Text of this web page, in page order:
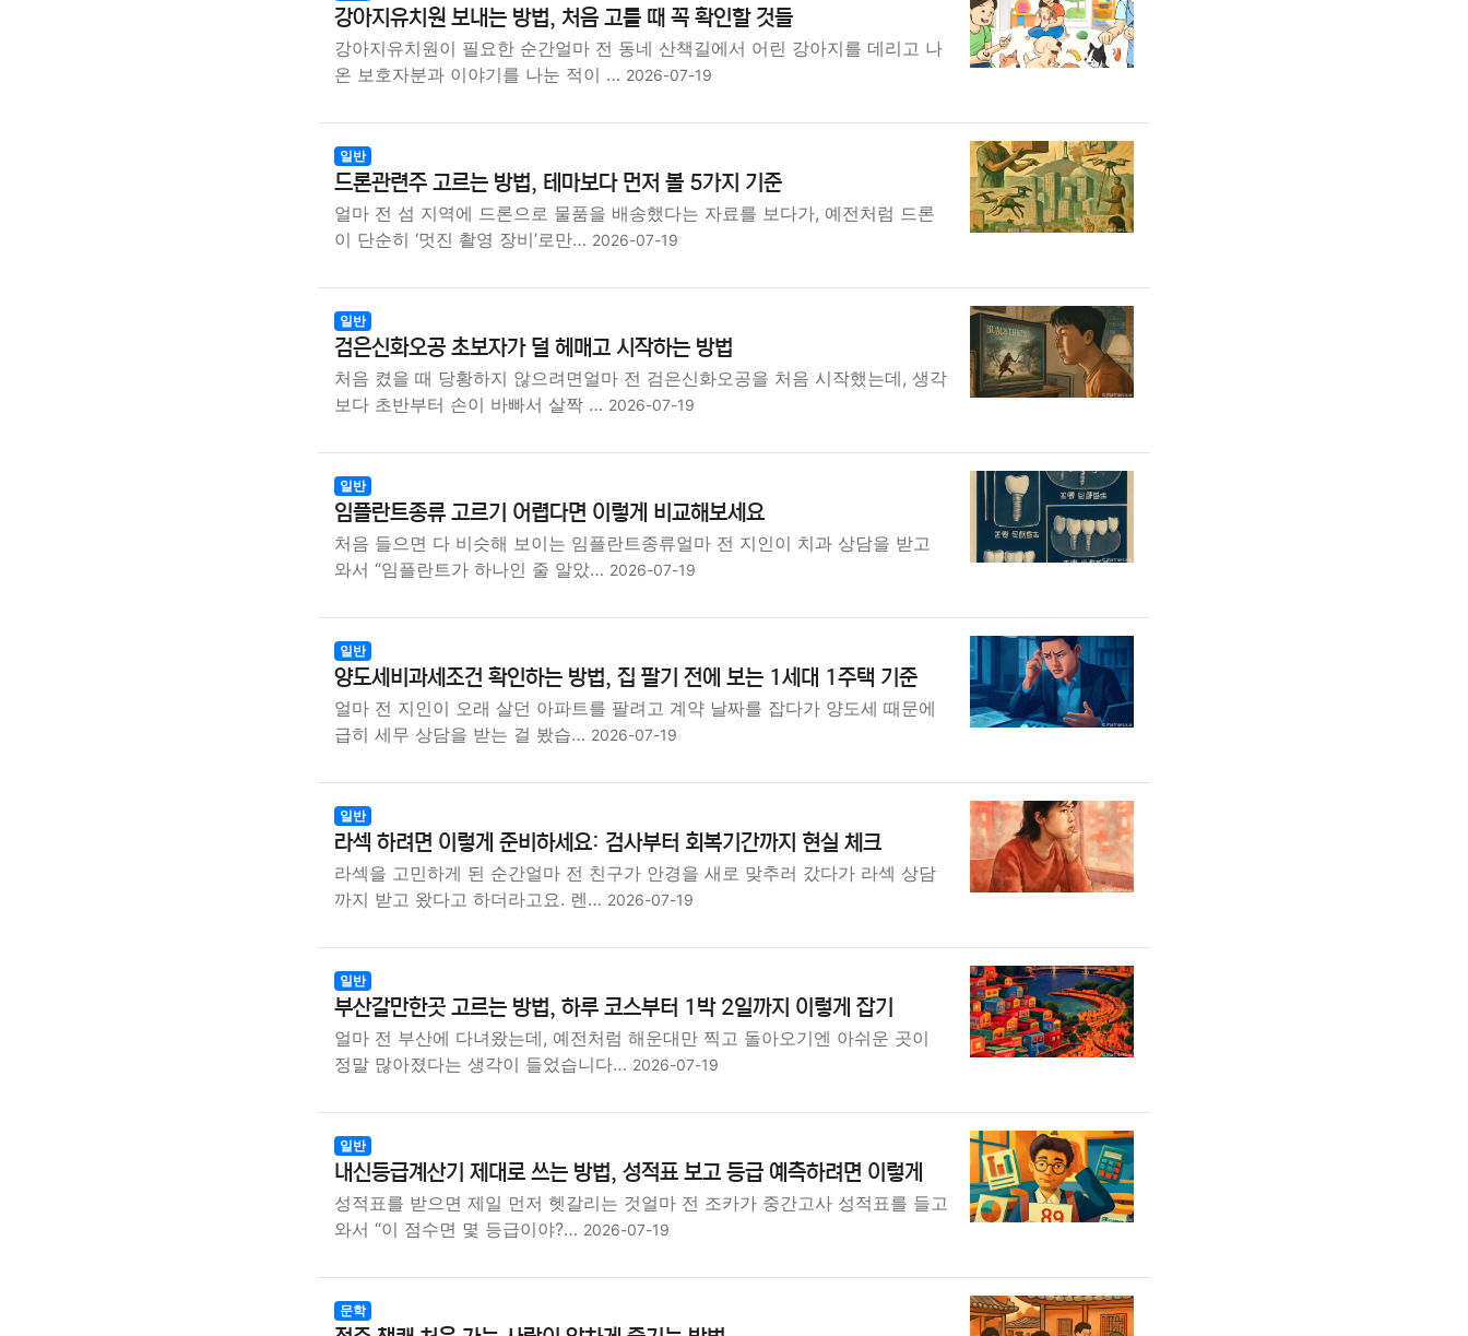
강아지유치원 보내는 방법, 처음 고를 때 꼭 확인할 것들
강아지유치원이 필요한 순간얼마 전 동네 산책길에서 어린 강아지를 데리고 나
온 보호자분과 이야기를 나눈 적이 … 2026-07-19
일반
드론관련주 고르는 방법, 테마보다 먼저 볼 5가지 기준
얼마 전 섬 지역에 드론으로 물품을 배송했다는 자료를 보다가, 예전처럼 드론
이 단순히 ‘멋진 촬영 장비’로만… 2026-07-19
일반
검은신화오공 초보자가 덜 헤매고 시작하는 방법
처음 켰을 때 당황하지 않으려면얼마 전 검은신화오공을 처음 시작했는데, 생각
보다 초반부터 손이 바빠서 살짝 … 2026-07-19
일반
임플란트종류 고르기 어렵다면 이렇게 비교해보세요
처음 들으면 다 비슷해 보이는 임플란트종류얼마 전 지인이 치과 상담을 받고
와서 “임플란트가 하나인 줄 알았… 2026-07-19
일반
양도세비과세조건 확인하는 방법, 집 팔기 전에 보는 1세대 1주택 기준
얼마 전 지인이 오래 살던 아파트를 팔려고 계약 날짜를 잡다가 양도세 때문에
급히 세무 상담을 받는 걸 봤습… 2026-07-19
일반
라섹 하려면 이렇게 준비하세요: 검사부터 회복기간까지 현실 체크
라섹을 고민하게 된 순간얼마 전 친구가 안경을 새로 맞추러 갔다가 라섹 상담
까지 받고 왔다고 하더라고요. 렌… 2026-07-19
일반
부산갈만한곳 고르는 방법, 하루 코스부터 1박 2일까지 이렇게 잡기
얼마 전 부산에 다녀왔는데, 예전처럼 해운대만 찍고 돌아오기엔 아쉬운 곳이
정말 많아졌다는 생각이 들었습니다… 2026-07-19
일반
내신등급계산기 제대로 쓰는 방법, 성적표 보고 등급 예측하려면 이렇게
성적표를 받으면 제일 먼저 헷갈리는 것얼마 전 조카가 중간고사 성적표를 들고
와서 “이 점수면 몇 등급이야?… 2026-07-19
문학